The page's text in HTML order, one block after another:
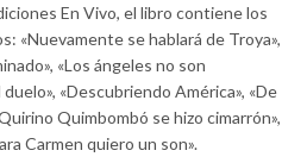
En Vivo, el libro contiene los
«Nuevamente se hablará de Troya»,
«Los ángeles no son
duelo», «Descubriendo América», «De
Quimbombó se hizo cimarrón»,
Carmen quiero un son».